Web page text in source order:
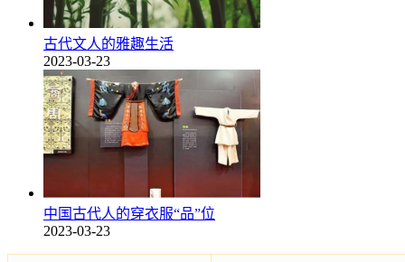
古代文人的雅趣生活
2023-03-23
中国古代人的穿衣服“品”位
2023-03-23